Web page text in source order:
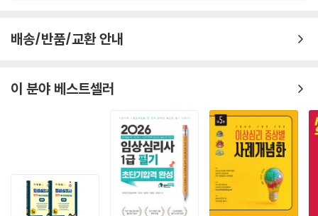
배송/반품/교환 안내
이 분야 베스트셀러